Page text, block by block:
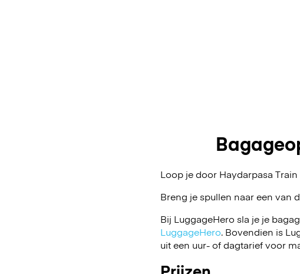
Loop je door Haydarpasa
Breng je spullen naar een van
Bij LuggageHero sla je je
LuggageHero. Bovendien is
uit een uur- of dagtarief voor